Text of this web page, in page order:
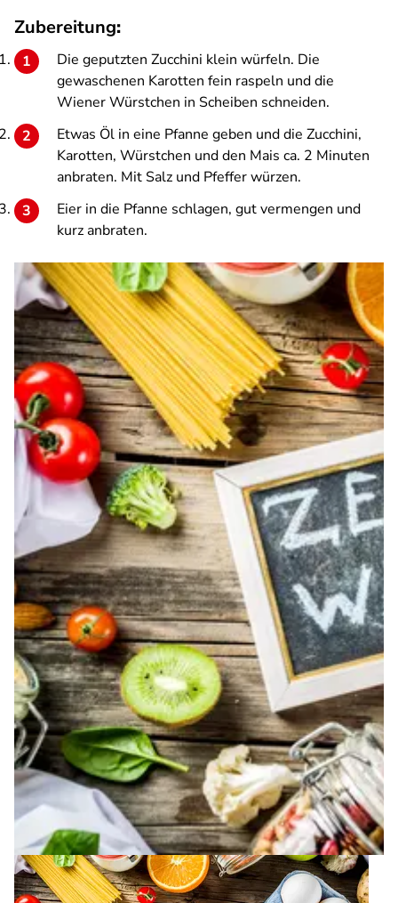
Zubereitung:
Die geputzten Zucchini klein würfeln. Die
gewaschenen Karotten fein raspeln und die
Wiener Würstchen in Scheiben schneiden.
Etwas Öl in eine Pfanne geben und die Zucchini,
Karotten, Würstchen und den Mais ca. 2 Minuten
anbraten. Mit Salz und Pfeffer würzen.
Eier in die Pfanne schlagen, gut vermengen und
kurz anbraten.